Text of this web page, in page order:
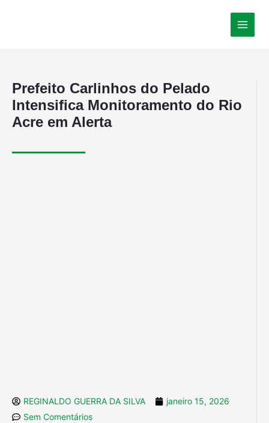
Prefeito Carlinhos do Pelado
Intensifica Monitoramento do Rio
Acre em Alerta
REGINALDO GUERRA DA SILVA
janeiro 15, 2026
Sem Comentários